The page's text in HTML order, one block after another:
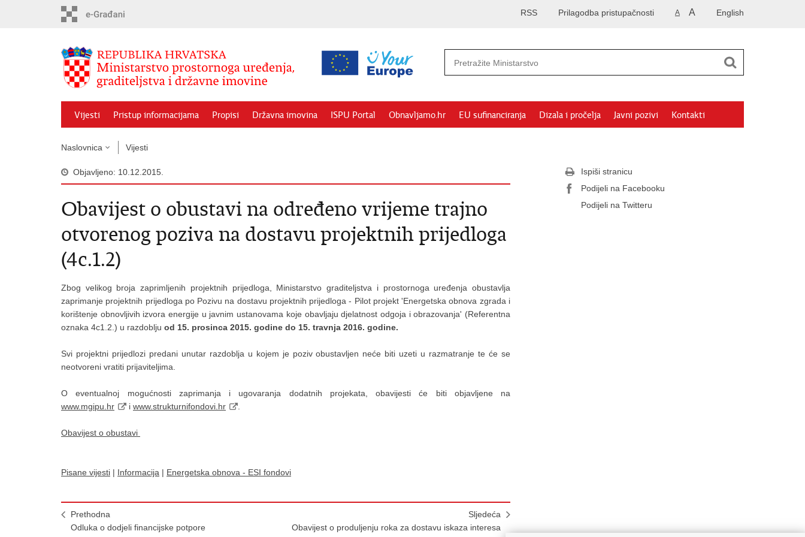
English
A A
Prilagodba pristupačnosti
RSS
Vijesti Pristup informacijama Propisi Državna imovina ISPU Portal Obnavljamo.hr EU sufinanciranja Dizala i pročelja Javni pozivi Kontakti
Naslovnica Vijesti
Objavljeno: 10.12.2015.
Obavijest o obustavi na određeno vrijeme trajno
otvorenog poziva na dostavu projektnih prijedloga
(4c.1.2)
Zbog velikog broja zaprimljenih projektnih prijedloga, Ministarstvo graditeljstva i prostornoga uređenja obustavlja
zaprimanje projektnih prijedloga po Pozivu na dostavu projektnih prijedloga - Pilot projekt 'Energetska obnova zgrada i
korištenje obnovljivih izvora energije u javnim ustanovama koje obavljaju djelatnost odgoja i obrazovanja' (Referentna
oznaka 4c1.2.) u razdoblju od 15. prosinca 2015. godine do 15. travnja 2016. godine.
Svi projektni prijedlozi predani unutar razdoblja u kojem je poziv obustavljen neće biti uzeti u razmatranje te će se
neotvoreni vratiti prijaviteljima.
O eventualnoj mogućnosti zaprimanja i ugovaranja dodatnih projekata, obavijesti će biti objavljene na
www.mgipu.hr
i www.strukturnifondovi.hr
Obavijest o obustavi
Pisane vijesti | Informacija | Energetska obnova - ESI fondovi
Prethodna
Odluka o dodjeli financijske potpore
Sljedeća
Obavijest o produljenju roka za dostavu iskaza interesa
Ispiši stranicu
Podijeli na Facebooku
Podijeli na Twitteru